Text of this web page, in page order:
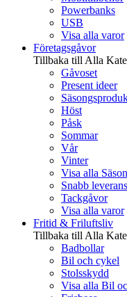
Powerbanks
USB
Visa alla varor
Företagsgåvor
Tillbaka till Alla
Gåvoset
Present ideer
Höst
Påsk
Sommar
Vår
Vinter
Visa alla
Snabb leverans
Tackgåvor
Visa alla varor
Fritid & Friluftsliv
Tillbaka till Alla
Badbollar
Bil och cykel
Stolsskydd
Visa alla Bil